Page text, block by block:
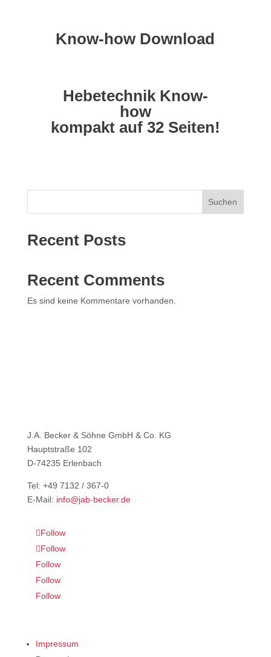
Know-how Download
Hebetechnik Know-
how
kompakt auf 32 Seiten!
Suchen
Recent Posts
Recent Comments
Es sind keine Kommentare vorhanden.
J.A. Becker & Söhne GmbH & Co. KG
Hauptstraße 102
D-74235 Erlenbach
Tel: +49 7132 / 367-0
E-Mail: info@jab-becker.de
Follow
Follow
Follow
Follow
Follow
Impressum